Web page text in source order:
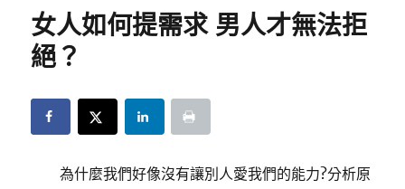
女人如何提需求 男人才無法拒
絕？
為什麼我們好像沒有讓別人愛我們的能力?分析原